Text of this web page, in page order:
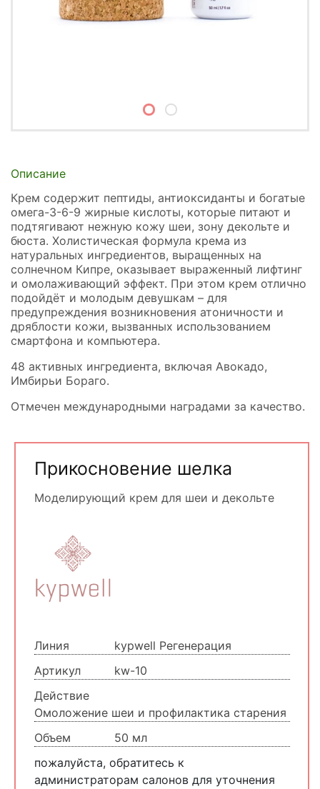
Описание
Крем содержит пептиды, антиоксиданты и богатые
омега-3-6-9 жирные кислоты, которые питают и
подтягивают нежную кожу шеи, зону декольте и
бюста. Холистическая формула крема из
натуральных ингредиентов, выращенных на
солнечном Кипре, оказывает выраженный лифтинг
и омолаживающий эффект. При этом крем отлично
подойдёт и молодым девушкам – для
предупреждения возникновения атоничности и
дряблости кожи, вызванных использованием
смартфона и компьютера.
48 активных ингредиента, включая Авокадо,
Имбирьи Бораго.
Отмечен международными наградами за качество.
Прикосновение шелка
Моделирующий крем для шеи и декольте
Линия
kypwell Регенерация
Артикул
kw-10
Действие
Омоложение шеи и профилактика старения
Объем
50 мл
пожалуйста, обратитесь к
администраторам салонов для уточнения